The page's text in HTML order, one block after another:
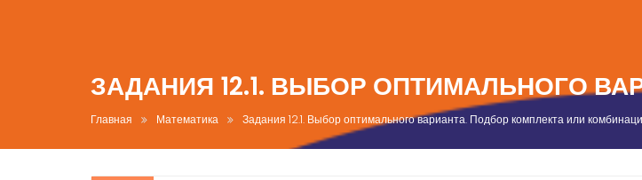
ЗАДАНИЯ 12.1. ВЫБОР ОПТИМАЛЬНОГО
Главная Математика Задания 12.1. Выбор оптимального варианта. Подбор комплекта или